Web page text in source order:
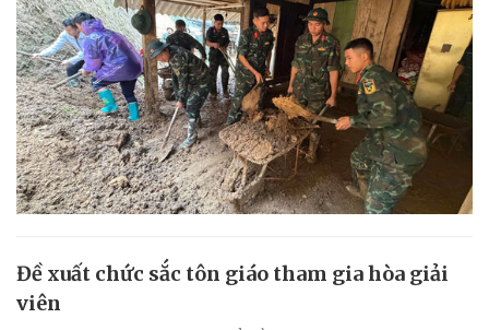
Đề xuất chức sắc tôn giáo tham gia hòa giải
viên